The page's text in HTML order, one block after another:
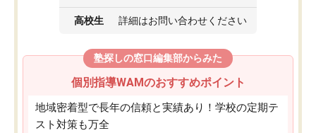
高校生 詳細はお問い合わせください
塾探しの窓口編集部からみた
個別指導WAMのおすすめポイント
地域密着型で長年の信頼と実績あり！学校の定期テ
スト対策も万全